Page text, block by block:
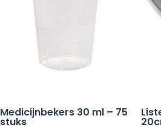
Medicijnbekers 30 ml – 75
stuks